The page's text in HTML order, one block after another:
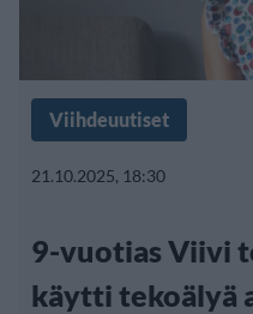
Viihdeuutiset
21.10.2025, 18:30
9-vuotias Viivi
käytti tekoälyä